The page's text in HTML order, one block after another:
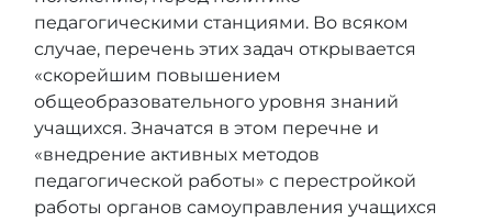
педагогическими станциями. Во всяком
случае, перечень этих задач открывается
«скорейшим повышением
общеобразовательного уровня знаний
учащихся. Значатся в этом перечне и
«внедрение активных методов
педагогической работы» с перестройкой
работы органов самоуправления учащихся